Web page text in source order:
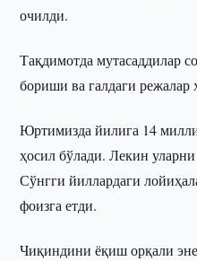
очилди.
Тақдимотда мутасаддилар
бориши ва галдаги режалар
Юртимизда йилига 14
ҳосил бўлади. Лекин
Сўнгги йиллардаги
фоизга етди.
Чиқиндини ёқиш орқали